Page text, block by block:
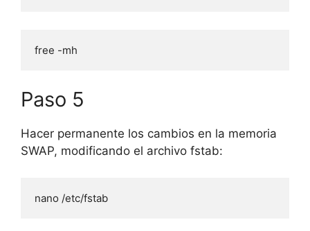
free -mh
Paso 5
Hacer permanente los cambios en la memoria
SWAP, modificando el archivo fstab:
nano /etc/fstab